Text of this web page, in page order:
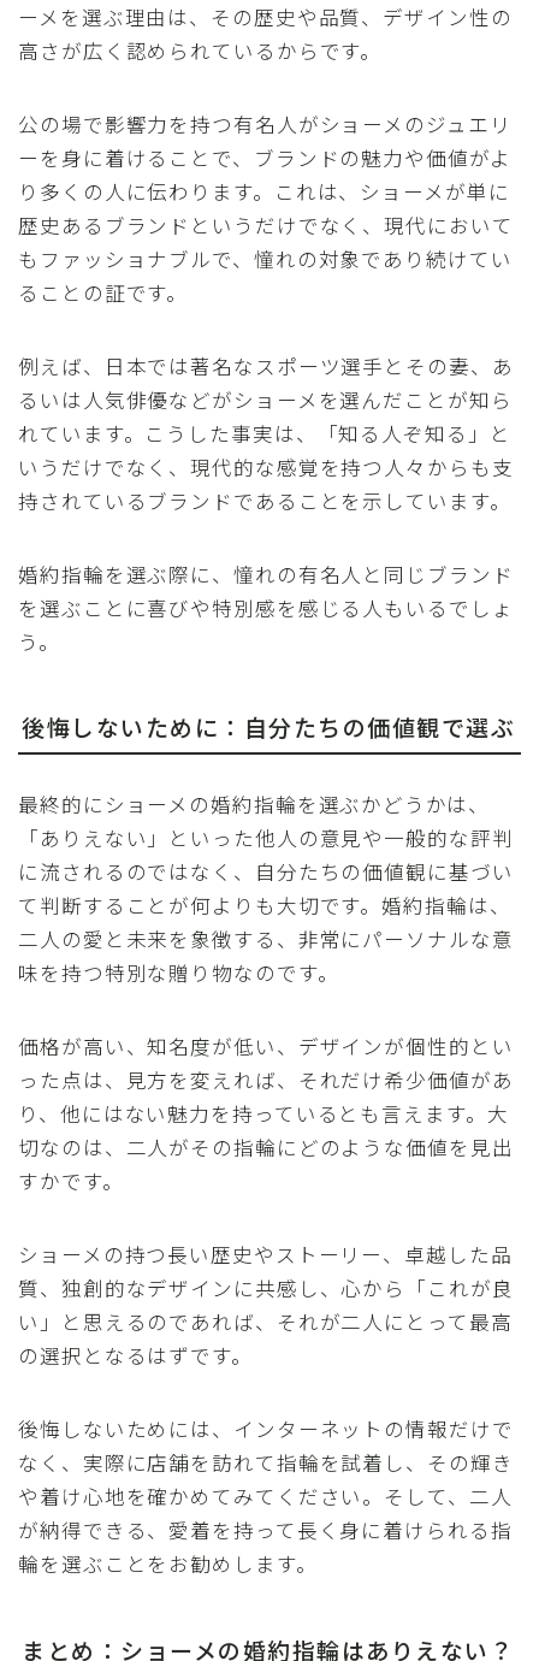
ーメを選ぶ理由は、その歴史や品質、デザイン性の
高さが広く認められているからです。
公の場で影響力を持つ有名人がショーメのジュエリ
ーを身に着けることで、ブランドの魅力や価値がよ
り多くの人に伝わります。これは、ショーメが単に
歴史あるブランドというだけでなく、現代において
もファッショナブルで、憧れの対象であり続けてい
ることの証です。
例えば、日本では著名なスポーツ選手とその妻、あ
るいは人気俳優などがショーメを選んだことが知ら
れています。こうした事実は、「知る人ぞ知る」と
いうだけでなく、現代的な感覚を持つ人々からも支
持されているブランドであることを示しています。
婚約指輪を選ぶ際に、憧れの有名人と同じブランド
を選ぶことに喜びや特別感を感じる人もいるでしょ
う。
後悔しないために：自分たちの価値観で選ぶ
最終的にショーメの婚約指輪を選ぶかどうかは、
「ありえない」といった他人の意見や一般的な評判
に流されるのではなく、自分たちの価値観に基づい
て判断することが何よりも大切です。婚約指輪は、
二人の愛と未来を象徴する、非常にパーソナルな意
味を持つ特別な贈り物なのです。
価格が高い、知名度が低い、デザインが個性的とい
った点は、見方を変えれば、それだけ希少価値があ
り、他にはない魅力を持っているとも言えます。大
切なのは、二人がその指輪にどのような価値を見出
すかです。
ショーメの持つ長い歴史やストーリー、卓越した品
質、独創的なデザインに共感し、心から「これが良
い」と思えるのであれば、それが二人にとって最高
の選択となるはずです。
後悔しないためには、インターネットの情報だけで
なく、実際に店舗を訪れて指輪を試着し、その輝き
や着け心地を確かめてみてください。そして、二人
が納得できる、愛着を持って長く身に着けられる指
輪を選ぶことをお勧めします。
まとめ：ショーメの婚約指輪はありえない？